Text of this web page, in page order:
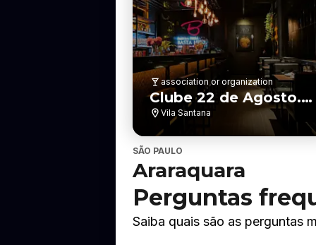
association or organization
Clube 22 de Agosto.
Araraquara -SP
Vila Santana
SÃO PAULO
Araraquara
Perguntas
Saiba quais são as perguntas